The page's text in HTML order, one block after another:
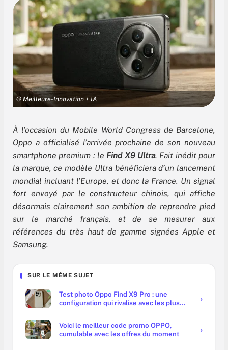
© Meilleure-Innovation + IA
À l’occasion du Mobile World Congress de Barcelone,
Oppo a officialisé l’arrivée prochaine de son nouveau
smartphone premium : le Find X9 Ultra. Fait inédit pour
la marque, ce modèle Ultra bénéficiera d’un lancement
mondial incluant l’Europe, et donc la France. Un signal
fort envoyé par le constructeur chinois, qui affiche
désormais clairement son ambition de reprendre pied
sur le marché français, et de se mesurer aux
références du très haut de gamme signées Apple et
Samsung.
SUR LE MÊME SUJET
Test photo Oppo Find X9 Pro : une
configuration qui rivalise avec les plus
Voici le meilleur code promo OPPO,
cumulable avec les offres du moment